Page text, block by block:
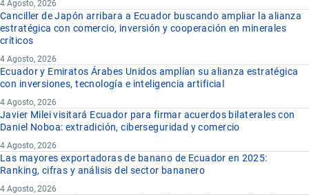
4 Agosto, 2026
Canciller de Japón arribara a Ecuador buscando ampliar la alianza
estratégica con comercio, inversión y cooperación en minerales
críticos
4 Agosto, 2026
Ecuador y Emiratos Árabes Unidos amplían su alianza estratégica
con inversiones, tecnología e inteligencia artificial
4 Agosto, 2026
Javier Milei visitará Ecuador para firmar acuerdos bilaterales con
Daniel Noboa: extradición, ciberseguridad y comercio
4 Agosto, 2026
Las mayores exportadoras de banano de Ecuador en 2025:
Ranking, cifras y análisis del sector bananero
4 Agosto, 2026